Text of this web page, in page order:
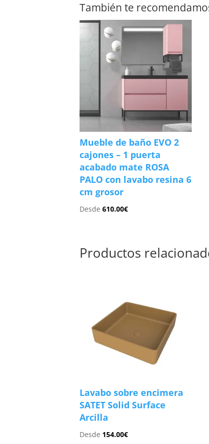
También te
Mueble de baño EVO 2
cajones – 1 puerta
acabado mate ROSA
PALO con lavabo resina 6
cm grosor
Desde610.00€
Productos
Lavabo sobre encimera
SATET Solid Surface
Arcilla
Desde 154.00€